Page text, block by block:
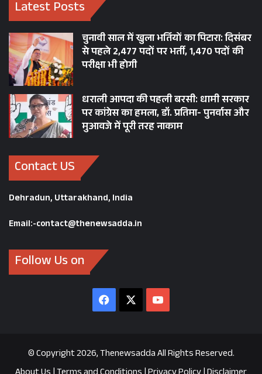
Latest Posts
चुनावी साल में खुला भर्तियों का पिटारा: दिसंबर
से पहले 2,477 पदों पर भर्ती, 1,470 पदों की
परीक्षा भी होगी
धराली आपदा की पहली बरसी: धामी सरकार
पर कांग्रेस का हमला, डॉ. प्रतिमा- पुनर्वास और
मुआवजे में पूरी तरह नाकाम
Contact US
Dehradun, Uttarakhand, India
Email:-contact@thenewsadda.in
Follow Us on
Facebook YouTube
© Copyright 2026, Thenewsadda All Rights Reserved.